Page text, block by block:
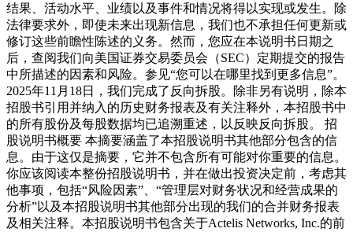
结果、活动水平、业绩以及事件和情况将得以实现或发生。除
法律要求外，即使未来出现新信息，我们也不承担任何更新或
修订这些前瞻性陈述的义务。然而，您应在本说明书日期之
后，查阅我们向美国证券交易委员会（SEC）定期提交的报告
中所描述的因素和风险。参见“您可以在哪里找到更多信息”。
2025年11月18日，我们完成了反向拆股。除非另有说明，除本
招股书引用并纳入的历史财务报表及有关注释外，本招股书中
的所有股份及每股数据均已追溯重述，以反映反向拆股。 招
股说明书概要 本摘要涵盖了本招股说明书其他部分包含的信
息。由于这仅是摘要，它并不包含所有可能对你重要的信息。
你应该阅读本整份招股说明书，并在做出投资决定前，考虑其
他事项，包括“风险因素”、“管理层对财务状况和经营成果的
分析”以及本招股说明书其他部分出现的我们的合并财务报表
及相关注释。本招股说明书包含关于Actelis Networks, Inc.的前